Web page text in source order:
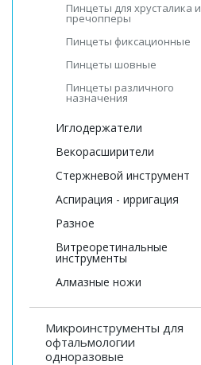
Пинцеты для хрусталика и
пречопперы
Пинцеты фиксационные
Пинцеты шовные
Пинцеты различного
назначения
Иглодержатели
Векорасширители
Стержневой инструмент
Аспирация - ирригация
Разное
Витреоретинальные
инструменты
Алмазные ножи
Микроинструменты для
офтальмологии
одноразовые